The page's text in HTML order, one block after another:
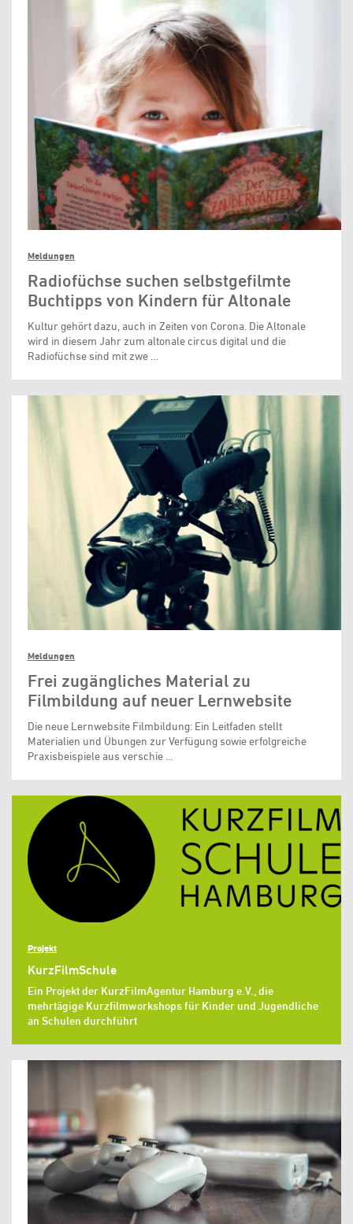
Meldungen
Radiofüchse suchen selbstgefilmte
Buchtipps von Kindern für Altonale
Kultur gehört dazu, auch in Zeiten von Corona. Die Altonale
wird in diesem Jahr zum altonale circus digital und die
Radiofüchse sind mit zwe …
Meldungen
Frei zugängliches Material zu
Filmbildung auf neuer Lernwebsite
Die neue Lernwebsite Filmbildung: Ein Leitfaden stellt
Materialien und Übungen zur Verfügung sowie erfolgreiche
Praxisbeispiele aus verschie …
Projekt
KurzFilmSchule
Ein Projekt der KurzFilmAgentur Hamburg e.V., die
mehrtägige Kurzfilmworkshops für Kinder und Jugendliche
an Schulen durchführt